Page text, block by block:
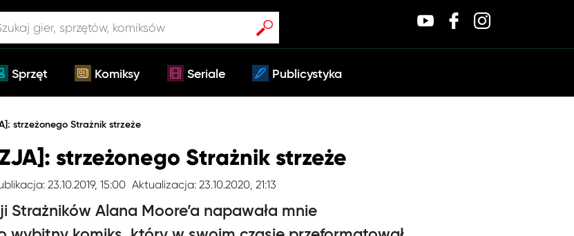
Sprzęt Komiksy Seriale Publicystyka
strzeżonego Strażnik strzeże
strzeżonego Strażnik strzeże
23.10.2019, 15:00 Aktualizacja: 23.10.2020, 21:13
Alana Moore’a napawała mnie